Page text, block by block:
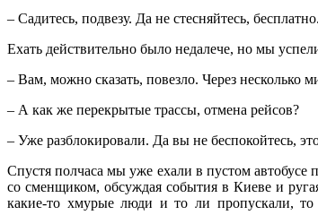
– Садитесь, подвезу. Да не стесняйтесь, бесплатно.
Ехать действительно было недалече, но мы
– Вам, можно сказать, повезло. Через несколько
– А как же перекрытые трассы, отмена рейсов?
– Уже разблокировали. Да вы не беспокойтесь,
Спустя полчаса мы уже ехали в пустом автобусе
со сменщиком, обсуждая события в Киеве и
какие-то хмурые люди и то ли пропускали, то